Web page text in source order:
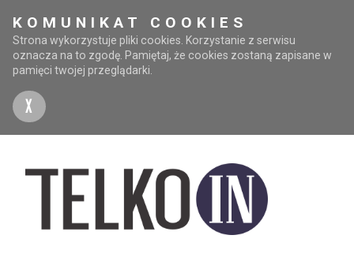
KOMUNIKAT COOKIES
Strona wykorzystuje pliki cookies. Korzystanie z serwisu
oznacza na to zgodę. Pamiętaj, że cookies zostaną zapisane w
pamięci twojej przeglądarki.
X